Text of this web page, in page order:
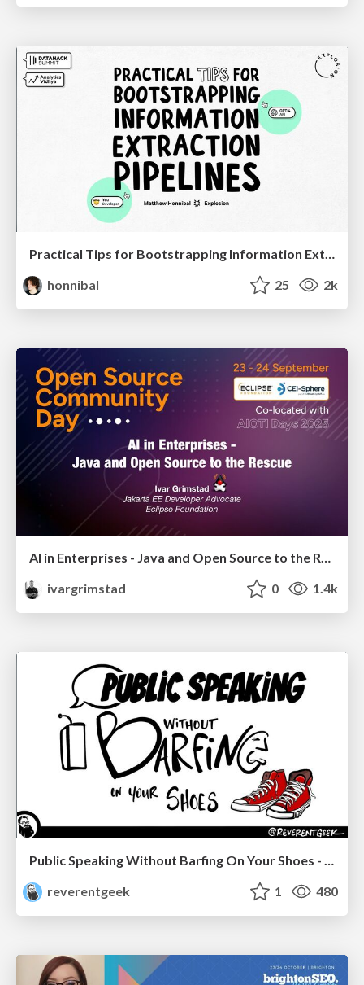
Practical Tips for Bootstrapping Information Extraction Pipelines
honnibal
25 2k
AI in Enterprises - Java and Open Source to the Rescue
ivargrimstad
0 1.4k
Public Speaking Without Barfing On Your Shoes - THAT 2023
reverentgeek
1 480